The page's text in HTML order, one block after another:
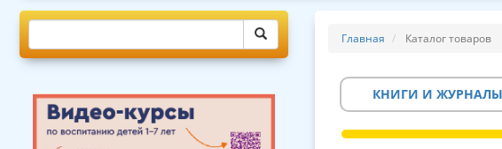
Главная Каталог товаров
КНИГИ И ЖУРНАЛЫ